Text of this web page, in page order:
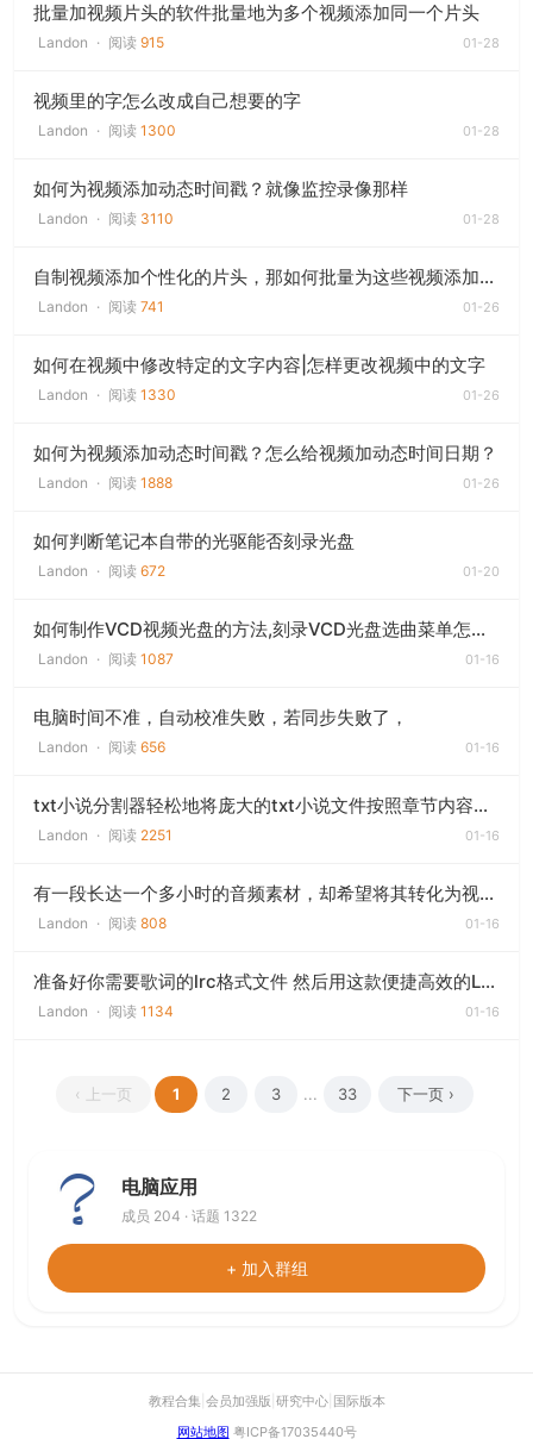
批量加视频片头的软件批量地为多个视频添加同一个片头
Landon · 阅读 915 01-28
视频里的字怎么改成自己想要的字
Landon · 阅读 1300 01-28
如何为视频添加动态时间戳？就像监控录像那样
Landon · 阅读 3110 01-28
自制视频添加个性化的片头，那如何批量为这些视频添加上统一的片头呢？
Landon · 阅读 741 01-26
如何在视频中修改特定的文字内容|怎样更改视频中的文字
Landon · 阅读 1330 01-26
如何为视频添加动态时间戳？怎么给视频加动态时间日期？
Landon · 阅读 1888 01-26
如何判断笔记本自带的光驱能否刻录光盘
Landon · 阅读 672 01-20
如何制作VCD视频光盘的方法,刻录VCD光盘选曲菜单怎么设置
Landon · 阅读 1087 01-16
电脑时间不准，自动校准失败，若同步失败了，
Landon · 阅读 656 01-16
txt小说分割器轻松地将庞大的txt小说文件按照章节内容进行拆分
Landon · 阅读 2251 01-16
有一段长达一个多小时的音频素材，却希望将其转化为视频形式（音频搭配一张静态图片）
Landon · 阅读 808 01-16
准备好你需要歌词的lrc格式文件 然后用这款便捷高效的LRC转KSC转换工具把lrc转ksc歌词
Landon · 阅读 1134 01-16
‹ 上一页 1 2 3 ... 33 下一页 ›
电脑应用
成员 204 · 话题 1322
+ 加入群组
教程合集| 会员加强版 研究中心| 国际版本
网站地图 粤ICP备17035440号